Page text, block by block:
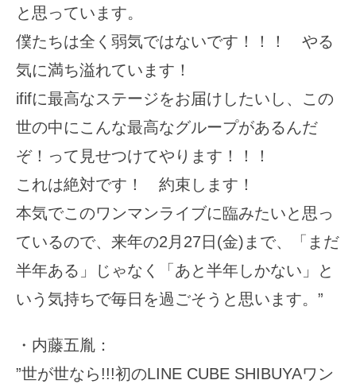
と思っています。
僕たちは全く弱気ではないです！！！ やる
気に満ち溢れています！
ififに最高なステージをお届けしたいし、この
世の中にこんな最高なグループがあるんだ
ぞ！って見せつけてやります！！！
これは絶対です！ 約束します！
本気でこのワンマンライブに臨みたいと思っ
ているので、来年の2月27日(金)まで、「まだ
半年ある」じゃなく「あと半年しかない」と
いう気持ちで毎日を過ごそうと思います。”
・内藤五胤：
”世が世なら!!!初のLINE CUBE SHIBUYAワン